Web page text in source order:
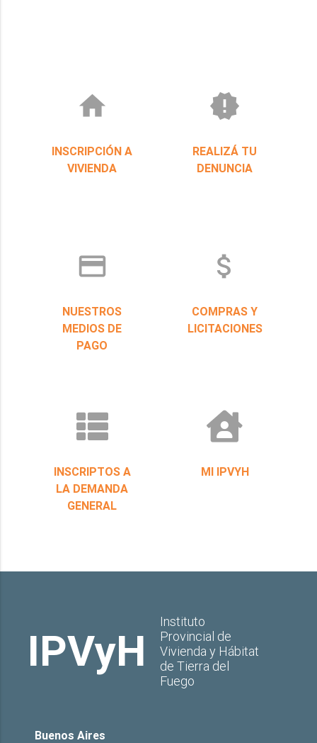
home
INSCRIPCIÓN A
VIVIENDA
new_releases
REALIZÁ TU
DENUNCIA
credit_card
NUESTROS
MEDIOS DE
PAGO
attach_money
COMPRAS Y
LICITACIONES
INSCRIPTOS A
LA DEMANDA
GENERAL
MI IPVYH
IPVyH
Instituto
Provincial de
Vivienda y Hábitat
de Tierra del
Fuego
Buenos Aires